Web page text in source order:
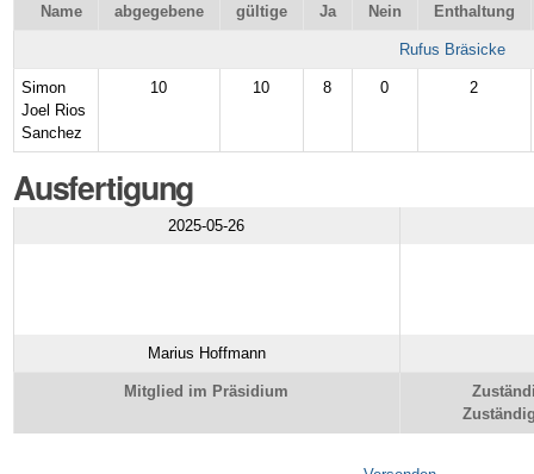
Name abgegebene gültige Ja Nein Enthaltung
Rufus Bräsicke
Simon
Joel Rios
Sanchez
10 10 8 0 2
Ausfertigung
2025-05-26
Marius Hoffmann
Mitglied im Präsidium